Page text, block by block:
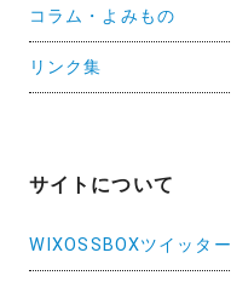
コラム・よみもの
リンク集
サイトについて
WIXOSSBOXツイッター